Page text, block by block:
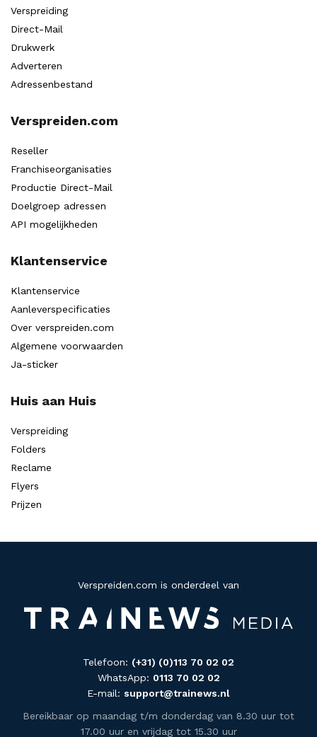
Verspreiding
Direct-Mail
Drukwerk
Adverteren
Adressenbestand
Verspreiden.com
Reseller
Franchiseorganisaties
Productie Direct-Mail
Doelgroep adressen
API mogelijkheden
Klantenservice
Klantenservice
Aanleverspecificaties
Over verspreiden.com
Algemene voorwaarden
Ja-sticker
Huis aan Huis
Verspreiding
Folders
Reclame
Flyers
Prijzen
Verspreiden.com is onderdeel van
Telefoon: (+31) (0)113 70 02 02
WhatsApp: 0113 70 02 02
E-mail: support@trainews.nl
Bereikbaar op maandag t/m donderdag van 8.30 uur tot
17.00 uur en vrijdag tot 15.30 uur